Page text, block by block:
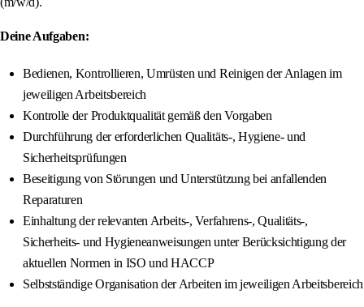
Deine Aufgaben:
Bedienen, Kontrollieren, Umrüsten und Reinigen der Anlagen im
jeweiligen Arbeitsbereich
Kontrolle der Produktqualität gemäß den Vorgaben
Durchführung der erforderlichen Qualitäts-, Hygiene- und
Sicherheitsprüfungen
Beseitigung von Störungen und Unterstützung bei anfallenden
Reparaturen
Einhaltung der relevanten Arbeits-, Verfahrens-, Qualitäts-,
Sicherheits- und Hygieneanweisungen unter Berücksichtigung der
aktuellen Normen in ISO und HACCP
Selbstständige Organisation der Arbeiten im jeweiligen Arbeitsbereich